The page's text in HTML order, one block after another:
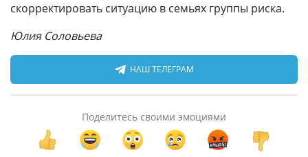
скорректировать ситуацию в семьях группы риска.
Юлия Соловьева
НАШ ТЕЛЕГРАМ
Поделитесь своими эмоциями